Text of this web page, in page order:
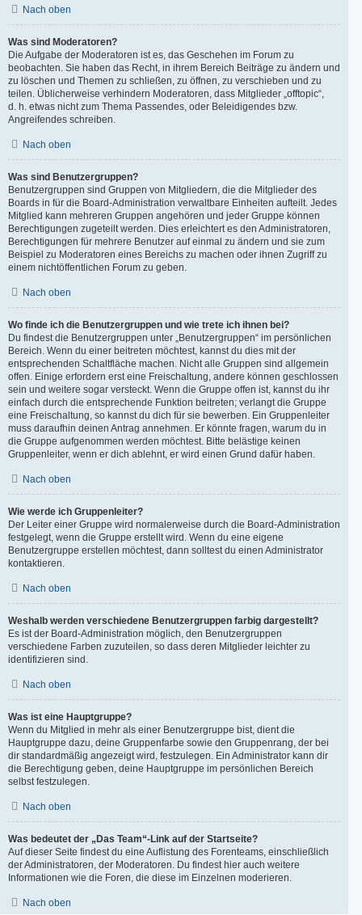
Nach oben
Was sind Moderatoren?
Die Aufgabe der Moderatoren ist es, das Geschehen im Forum zu
beobachten. Sie haben das Recht, in ihrem Bereich Beiträge zu ändern und
zu löschen und Themen zu schließen, zu öffnen, zu verschieben und zu
teilen. Üblicherweise verhindern Moderatoren, dass Mitglieder „offtopic“,
d. h. etwas nicht zum Thema Passendes, oder Beleidigendes bzw.
Angreifendes schreiben.
Nach oben
Was sind Benutzergruppen?
Benutzergruppen sind Gruppen von Mitgliedern, die die Mitglieder des
Boards in für die Board-Administration verwaltbare Einheiten aufteilt. Jedes
Mitglied kann mehreren Gruppen angehören und jeder Gruppe können
Berechtigungen zugeteilt werden. Dies erleichtert es den Administratoren,
Berechtigungen für mehrere Benutzer auf einmal zu ändern und sie zum
Beispiel zu Moderatoren eines Bereichs zu machen oder ihnen Zugriff zu
einem nichtöffentlichen Forum zu geben.
Nach oben
Wo finde ich die Benutzergruppen und wie trete ich ihnen bei?
Du findest die Benutzergruppen unter „Benutzergruppen“ im persönlichen
Bereich. Wenn du einer beitreten möchtest, kannst du dies mit der
entsprechenden Schaltfläche machen. Nicht alle Gruppen sind allgemein
offen. Einige erfordern erst eine Freischaltung, andere können geschlossen
sein und weitere sogar versteckt. Wenn die Gruppe offen ist, kannst du ihr
einfach durch die entsprechende Funktion beitreten; verlangt die Gruppe
eine Freischaltung, so kannst du dich für sie bewerben. Ein Gruppenleiter
muss daraufhin deinen Antrag annehmen. Er könnte fragen, warum du in
die Gruppe aufgenommen werden möchtest. Bitte belästige keinen
Gruppenleiter, wenn er dich ablehnt, er wird einen Grund dafür haben.
Nach oben
Wie werde ich Gruppenleiter?
Der Leiter einer Gruppe wird normalerweise durch die Board-Administration
festgelegt, wenn die Gruppe erstellt wird. Wenn du eine eigene
Benutzergruppe erstellen möchtest, dann solltest du einen Administrator
kontaktieren.
Nach oben
Weshalb werden verschiedene Benutzergruppen farbig dargestellt?
Es ist der Board-Administration möglich, den Benutzergruppen
verschiedene Farben zuzuteilen, so dass deren Mitglieder leichter zu
identifizieren sind.
Nach oben
Was ist eine Hauptgruppe?
Wenn du Mitglied in mehr als einer Benutzergruppe bist, dient die
Hauptgruppe dazu, deine Gruppenfarbe sowie den Gruppenrang, der bei
dir standardmäßig angezeigt wird, festzulegen. Ein Administrator kann dir
die Berechtigung geben, deine Hauptgruppe im persönlichen Bereich
selbst festzulegen.
Nach oben
Was bedeutet der „Das Team“-Link auf der Startseite?
Auf dieser Seite findest du eine Auflistung des Forenteams, einschließlich
der Administratoren, der Moderatoren. Du findest hier auch weitere
Informationen wie die Foren, die diese im Einzelnen moderieren.
Nach oben